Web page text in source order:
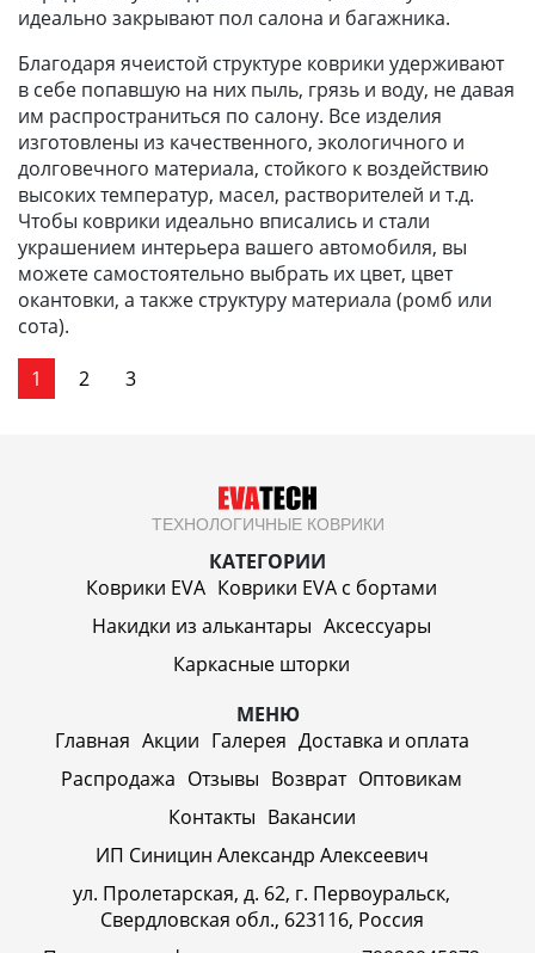
идеально закрывают пол салона и багажника.
Благодаря ячеистой структуре коврики удерживают
в себе попавшую на них пыль, грязь и воду, не давая
им распространиться по салону. Все изделия
изготовлены из качественного, экологичного и
долговечного материала, стойкого к воздействию
высоких температур, масел, растворителей и т.д.
Чтобы коврики идеально вписались и стали
украшением интерьера вашего автомобиля, вы
можете самостоятельно выбрать их цвет, цвет
окантовки, а также структуру материала (ромб или
сота).
1
2 3
ТЕХНОЛОГИЧНЫЕ КОВРИКИ
КАТЕГОРИИ
Коврики EVA Коврики EVA c бортами
Накидки из алькантары Аксессуары
Каркасные шторки
МЕНЮ
Главная Акции Галерея Доставка и оплата
Распродажа Отзывы Возврат Оптовикам
Контакты Вакансии
ИП Синицин Александр Алексеевич
ул. Пролетарская, д. 62, г. Первоуральск,
Свердловская обл., 623116, Россия